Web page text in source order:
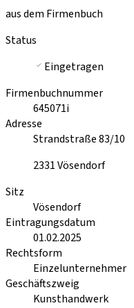
aus dem Firmenbuch
Status
Eingetragen
Firmenbuchnummer
645071i
Adresse
Strandstraße 83/10
2331Vösendorf
Sitz
Vösendorf
Eintragungsdatum
01.02.2025
Rechtsform
Einzelunternehmer
Geschäftszweig
Kunsthandwerk